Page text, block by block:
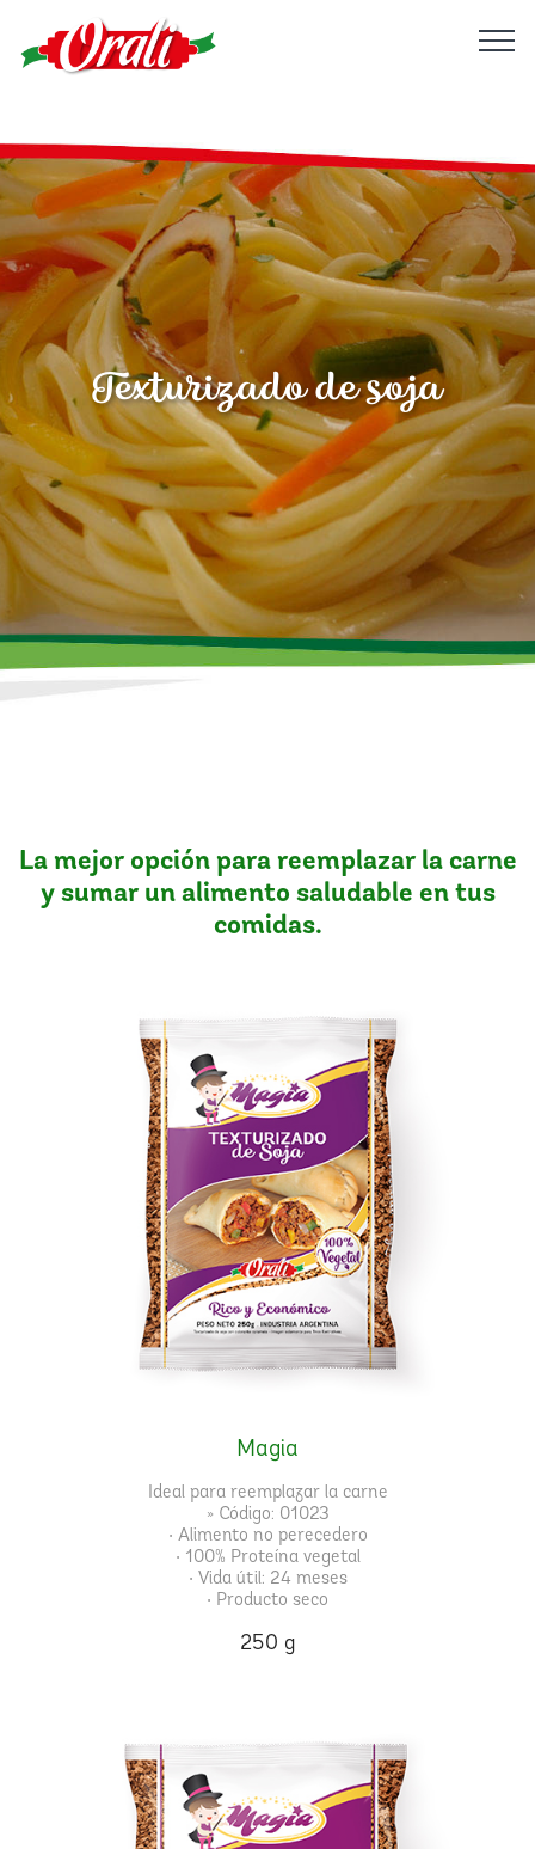
Texturizado de soja
La mejor opción para reemplazar la carne
y sumar un alimento saludable en tus
comidas.
Magia
Ideal para reemplazar la carne
» Código: 01023
• Alimento no perecedero
• 100% Proteína vegetal
• Vida útil: 24 meses
• Producto seco
250 g